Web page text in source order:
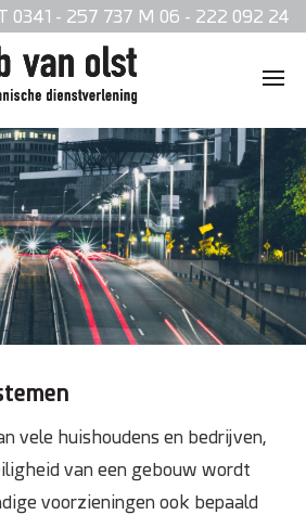
0341 - 257 737 M 06 - 222 092 24
vele huishoudens en bedrijven,
van een gebouw wordt
voorzieningen ook bepaald